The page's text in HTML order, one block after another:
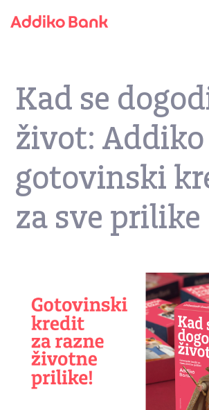
Kad se
život: Addiko
gotovinski
za sve prilike